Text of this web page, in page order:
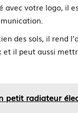
avec votre logo, il
des sols, il rend
et il peut aussi
petit radiateur